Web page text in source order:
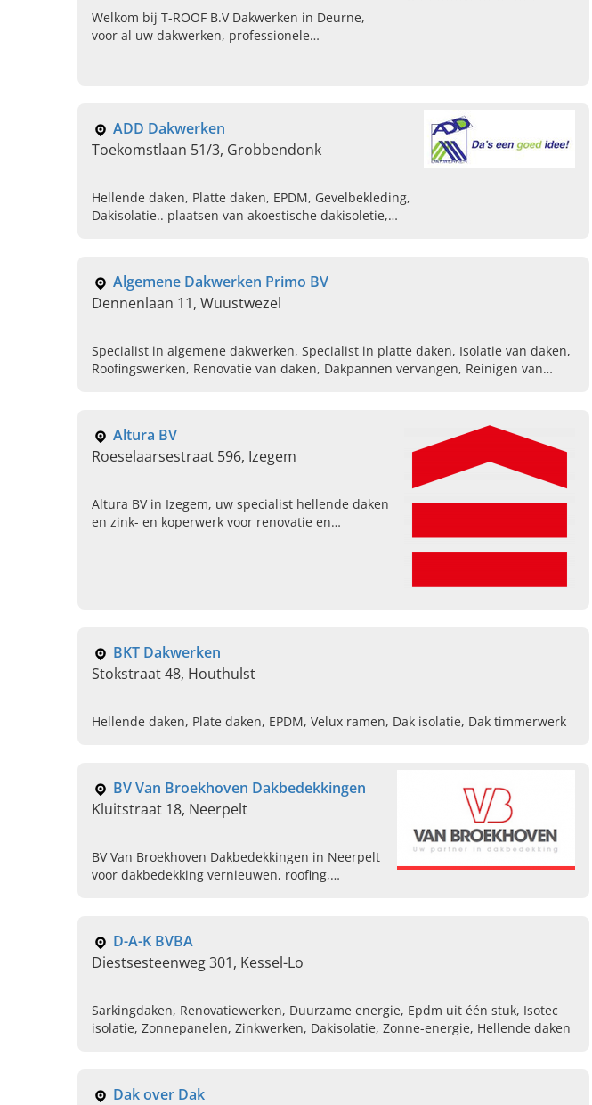
Welkom bij T-ROOF B.V Dakwerken in Deurne,
voor al uw dakwerken, professionele
ADD Dakwerken
Toekomstlaan 51/3, Grobbendonk
Hellende daken, Platte daken, EPDM, Gevelbekleding,
Dakisolatie.. plaatsen van akoestische dakisoletie,
Algemene Dakwerken Primo BV
Dennenlaan 11, Wuustwezel
Specialist in algemene dakwerken, Specialist in platte daken, Isolatie van daken,
Roofingswerken, Renovatie van daken, Dakpannen vervangen, Reinigen van
Altura BV
Roeselaarsestraat 596, Izegem
Altura BV in Izegem, uw specialist hellende daken
en zink- en koperwerk voor renovatie en
BKT Dakwerken
Stokstraat 48, Houthulst
Hellende daken, Plate daken, EPDM, Velux ramen, Dak isolatie, Dak timmerwerk
BV Van Broekhoven Dakbedekkingen
Kluitstraat 18, Neerpelt
BV Van Broekhoven Dakbedekkingen in Neerpelt
voor dakbedekking vernieuwen, roofing,
D-A-K BVBA
Diestsesteenweg 301, Kessel-Lo
Sarkingdaken, Renovatiewerken, Duurzame energie, Epdm uit één stuk, Isotec
isolatie, Zonnepanelen, Zinkwerken, Dakisolatie, Zonne-energie, Hellende daken
Dak over Dak